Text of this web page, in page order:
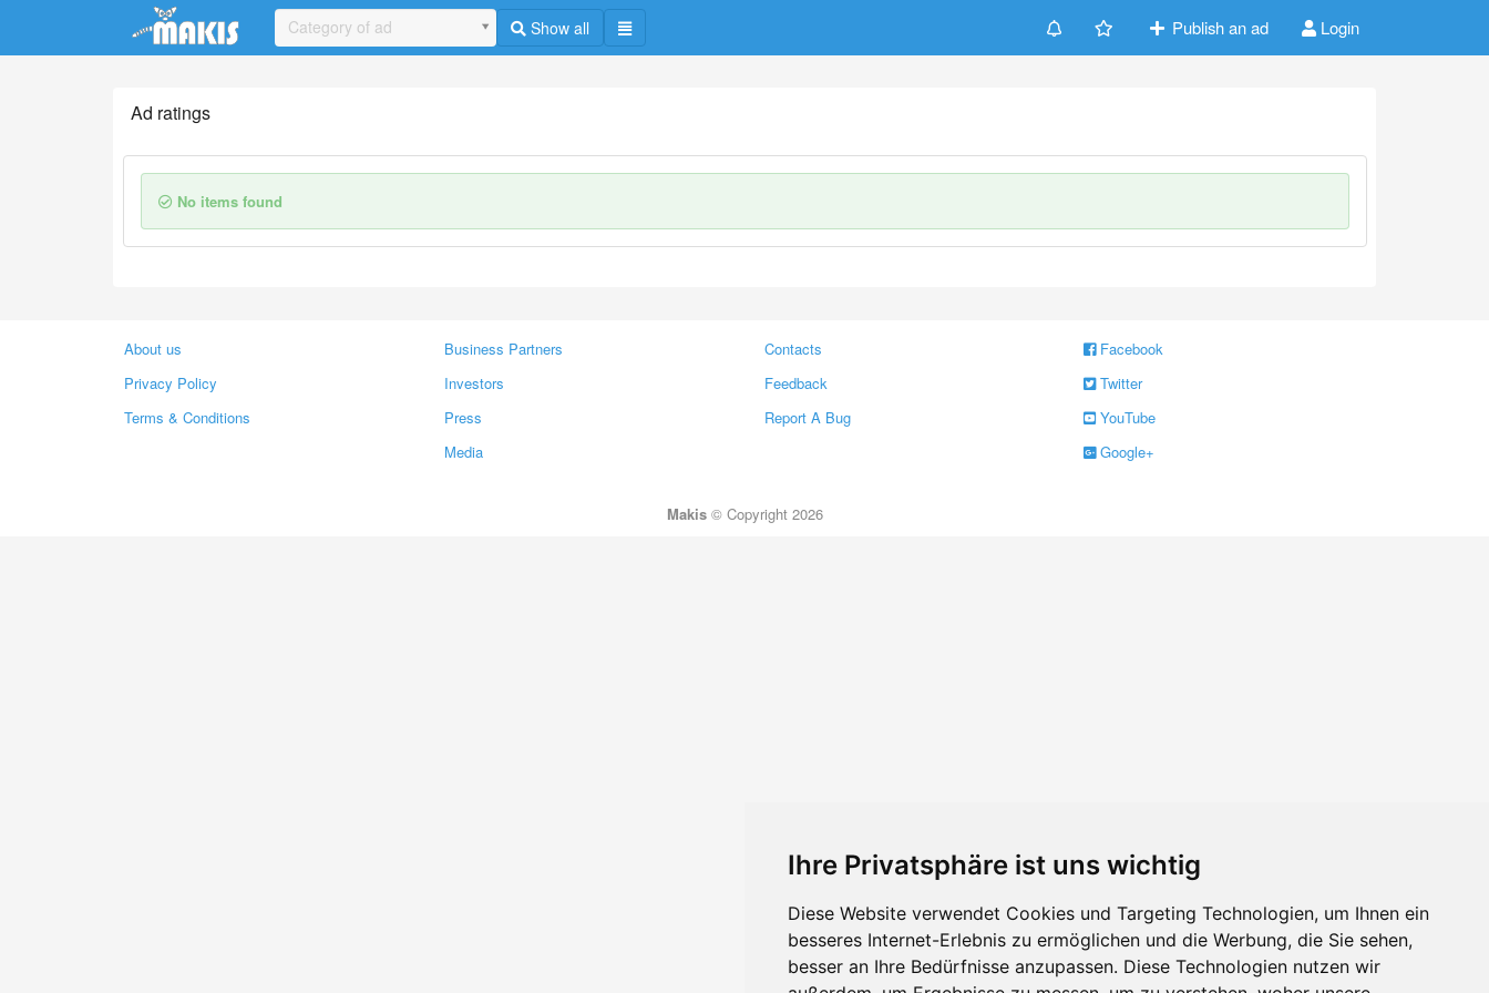
Ihre Privatsphäre ist uns wichtig
Diese Website verwendet Cookies und Targeting Technologien, um Ihnen ein
besseres Internet-Erlebnis zu ermöglichen und die Werbung, die Sie sehen,
besser an Ihre Bedürfnisse anzupassen. Diese Technologien nutzen wir
Update cookies preferences
Category of ad Show all Publish an ad Login
Ad ratings
No items found
About us
Privacy Policy
Terms & Conditions
Business Partners
Investors
Press
Media
Contacts
Feedback
Report A Bug
Facebook
Twitter
YouTube
Google+
Makis© Copyright 2026